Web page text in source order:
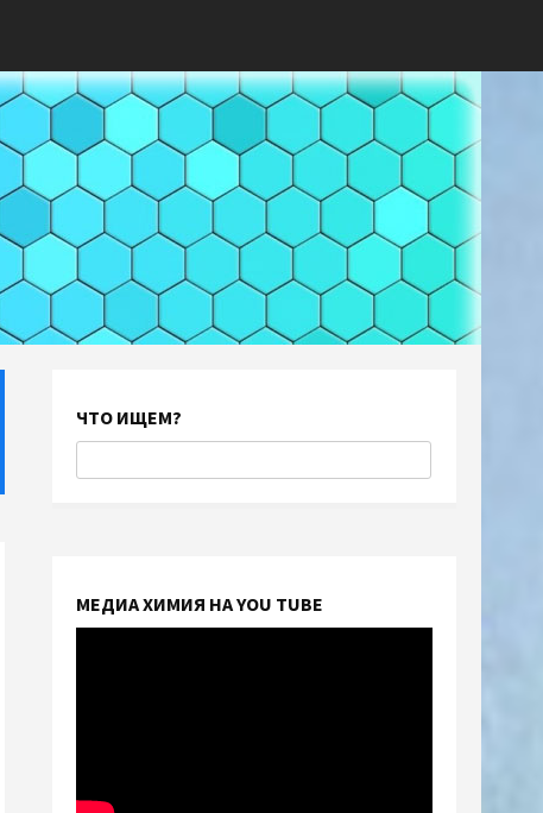
ЧТО ИЩЕМ?
МЕДИА ХИМИЯ НА YOU TUBE